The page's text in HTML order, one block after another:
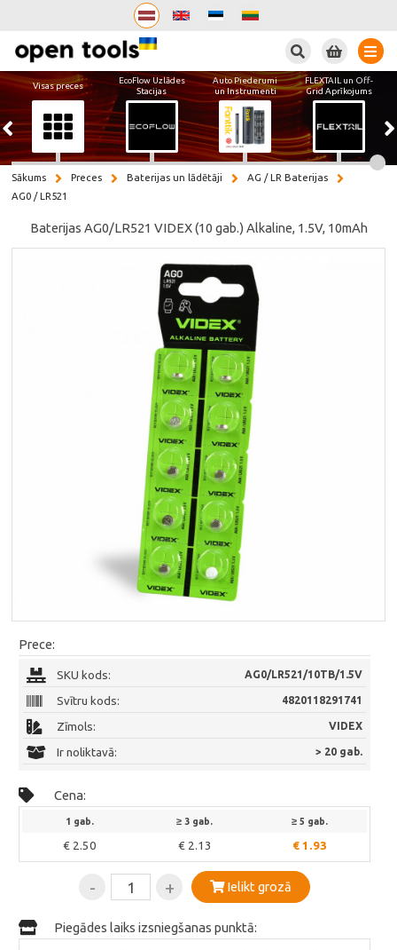
Visas preces
EcoFlow Uzlādes
Stacijas
Auto Piederumi
un Instrumenti
FLEXTAIL un Off-
Grid Aprīkojums
Sākums Preces Baterijas un lādētāji
AG / LR Baterijas
AG0 / LR521
Baterijas AG0/LR521 VIDEX (10 gab.) Alkaline, 1.5V, 10mAh
Prece:
SKU kods: AG0/LR521/10TB/1.5V
Svītru kods: 4820118291741
Zīmols: VIDEX
Ir noliktavā: > 20 gab.
Cena:
1 gab.
€ 2.50
≥ 3 gab.
€ 2.13
≥ 5 gab.
€ 1.93
- + Ielikt grozā
Piegādes laiks izsniegšanas punktā: